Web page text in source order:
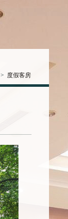
> 度假客房